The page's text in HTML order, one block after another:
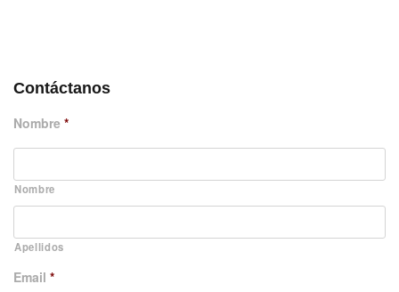
Contáctanos
Nombre *
Nombre
Apellidos
Email *